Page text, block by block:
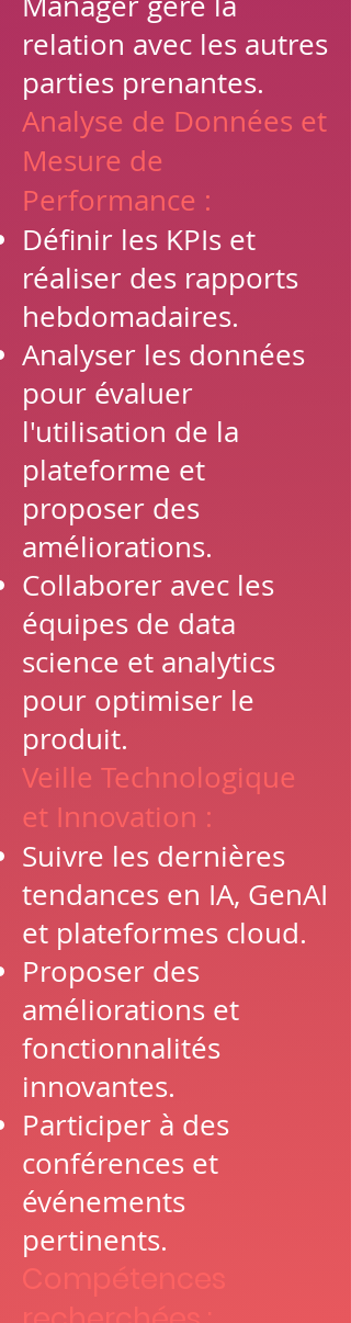
relation avec les autres
parties prenantes.
Analyse de Données et
Mesure de
Performance :
Définir les KPIs et
réaliser des rapports
hebdomadaires.
Analyser les données
pour évaluer
l'utilisation de la
plateforme et
proposer des
améliorations.
Collaborer avec les
équipes de data
science et analytics
pour optimiser le
produit.
Veille Technologique
et Innovation :
Suivre les dernières
tendances en IA, GenAI
et plateformes cloud.
Proposer des
améliorations et
fonctionnalités
innovantes.
Participer à des
conférences et
événements
pertinents.
Compétences